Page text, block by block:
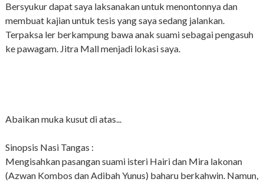
Bersyukur dapat saya laksanakan untuk menontonnya dan
membuat kajian untuk tesis yang saya sedang jalankan.
Terpaksa ler berkampung bawa anak suami sebagai pengasuh
ke pawagam. Jitra Mall menjadi lokasi saya.
Abaikan muka kusut di atas...
Sinopsis Nasi Tangas :
Mengisahkan pasangan suami isteri Hairi dan Mira lakonan
(Azwan Kombos dan Adibah Yunus) baharu berkahwin. Namun,